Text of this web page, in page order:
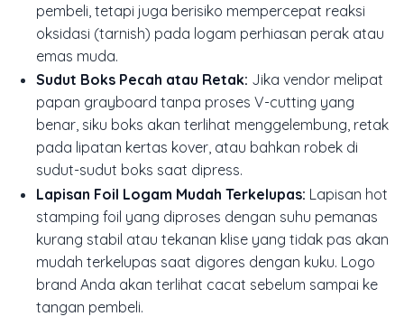
pembeli, tetapi juga berisiko mempercepat reaksi
oksidasi (tarnish) pada logam perhiasan perak atau
emas muda.
Sudut Boks Pecah atau Retak: Jika vendor melipat
papan grayboard tanpa proses V-cutting yang
benar, siku boks akan terlihat menggelembung, retak
pada lipatan kertas kover, atau bahkan robek di
sudut-sudut boks saat dipress.
Lapisan Foil Logam Mudah Terkelupas: Lapisan hot
stamping foil yang diproses dengan suhu pemanas
kurang stabil atau tekanan klise yang tidak pas akan
mudah terkelupas saat digores dengan kuku. Logo
brand Anda akan terlihat cacat sebelum sampai ke
tangan pembeli.